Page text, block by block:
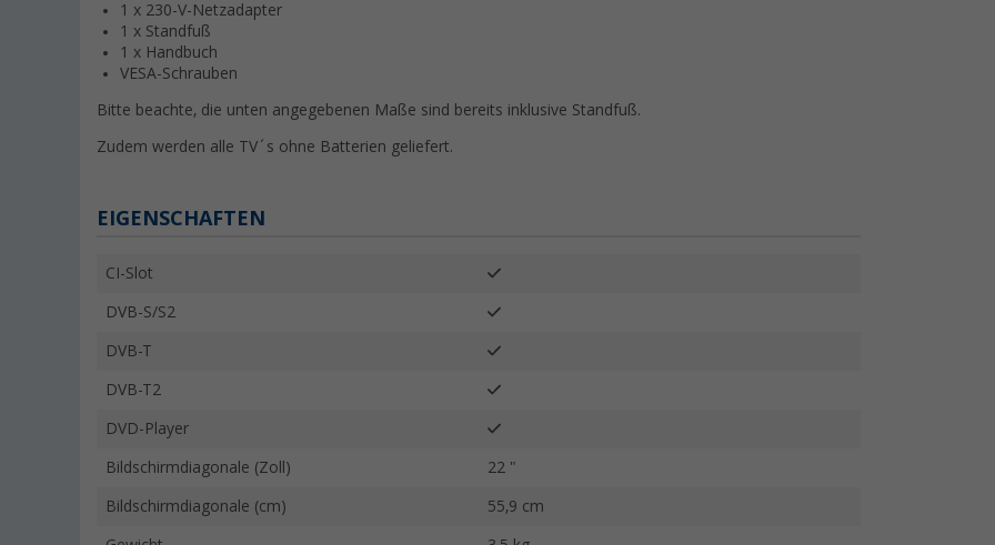
1 x 230-V-Netzadapter
1 x Standfuß
1 x Handbuch
VESA-Schrauben
Bitte beachte, die unten angegebenen Maße sind bereits inklusive Standfuß.
Zudem werden alle TV´s ohne Batterien geliefert.
EIGENSCHAFTEN
CI-Slot
DVB-S/S2
DVB-T
DVB-T2
DVD-Player
Bildschirmdiagonale (Zoll) 22 "
Bildschirmdiagonale (cm) 55,9 cm